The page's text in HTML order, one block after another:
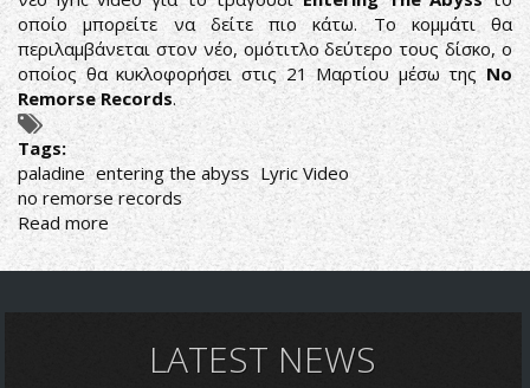
οποίο μπορείτε να δείτε πιο κάτω. Το κομμάτι θα
περιλαμβάνεται στον νέο, ομότιτλο δεύτερο τους δίσκο, ο
οποίος θα κυκλοφορήσει στις 21 Μαρτίου μέσω της No
Remorse Records.
Tags:
paladine entering the abyss Lyric Video
no remorse records
Read more about
PALADINE:
LYRIC
LATEST NEWS